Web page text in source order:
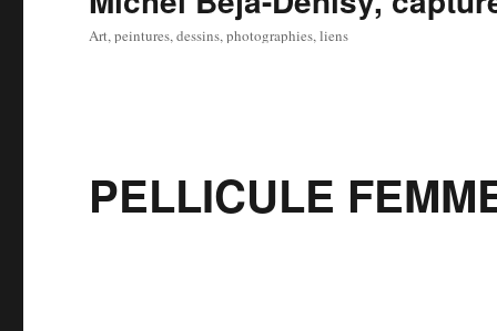
Art, peintures, dessins, photographies, liens
PELLICULE